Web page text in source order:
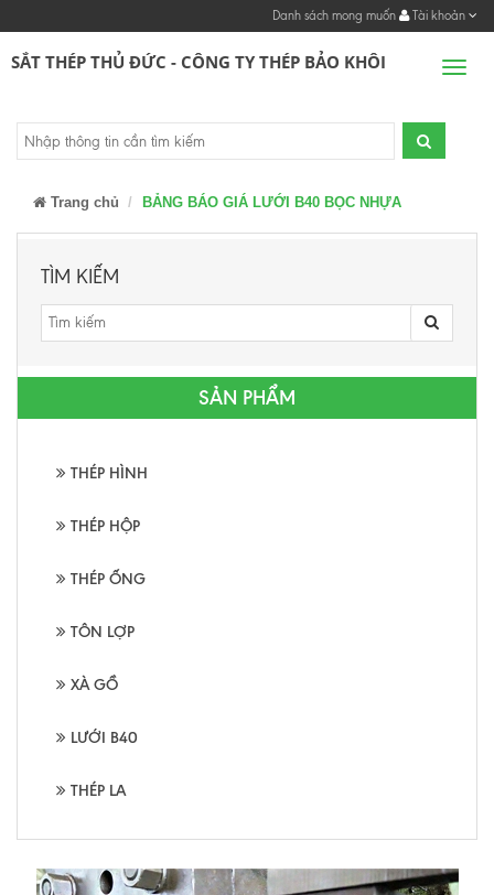
Danh sách mong muốn Tài khoản
SẮT THÉP THỦ ĐỨC - CÔNG TY THÉP BẢO KHÔI
Trang chủ BẢNG BÁO GIÁ LƯỚI B40 BỌC NHỰA
TÌM KIẾM
SẢN PHẨM
THÉP HÌNH
THÉP HỘP
THÉP ỐNG
TÔN LỢP
XÀ GỒ
LƯỚI B40
THÉP LA